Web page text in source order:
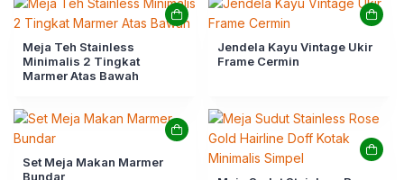
Meja Teh Stainless
Minimalis 2 Tingkat
Marmer Atas Bawah
Jendela Kayu Vintage Ukir
Frame Cermin
Set Meja Makan Marmer
Bundar